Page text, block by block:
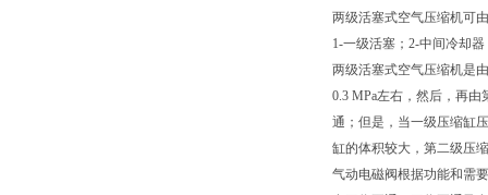
两级活塞式空气压缩机可
1-一级活塞；2-中间冷却
两级活塞式空气压缩机是
0.3 MPa左右，然后，再
通；但是，当一级压缩缸
缸的体积较大，第二级压
气动电磁阀根据功能和需